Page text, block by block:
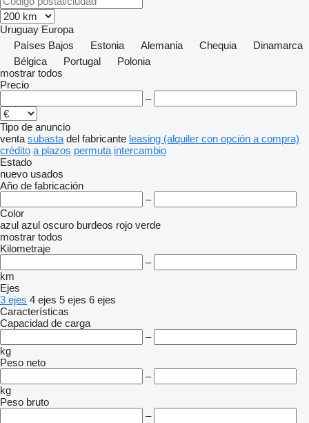
Uruguay Europa
Países Bajos
Estonia Alemania Chequia
Dinamarca
Bélgica
Portugal
Polonia
mostrar todos
Precio
–
Tipo de anuncio
venta subasta del fabricante leasing (alquiler con opción a compra)
crédito a plazos permuta intercambio
Estado
nuevo usados
Año de fabricación
–
Color
azul azul oscuro burdeos rojo verde
mostrar todos
Kilometraje
–
km
Ejes
3 ejes 4 ejes 5 ejes 6 ejes
Características
Capacidad de carga
–
kg
Peso neto
–
kg
Peso bruto
–